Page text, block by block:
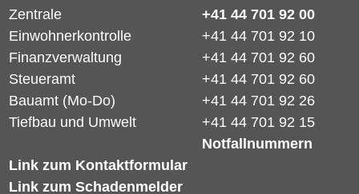
Zentrale
+41 44 701 92 00
Einwohnerkontrolle
+41 44 701 92 10
Finanzverwaltung
+41 44 701 92 60
Steueramt
+41 44 701 92 60
Bauamt (Mo-Do)
+41 44 701 92 26
Tiefbau und Umwelt
Link zum Kontaktformular
Link zum Schadenmelder
+41 44 701 92 15
Notfallnummern